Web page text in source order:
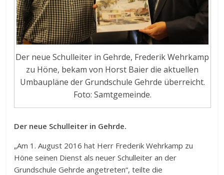
Der neue Schulleiter in Gehrde, Frederik Wehrkamp
zu Höne, bekam von Horst Baier die aktuellen
Umbaupläne der Grundschule Gehrde überreicht.
Foto: Samtgemeinde.
Der neue Schulleiter in Gehrde.
„Am 1. August 2016 hat Herr Frederik Wehrkamp zu
Höne seinen Dienst als neuer Schulleiter an der
Grundschule Gehrde angetreten“, teilte die